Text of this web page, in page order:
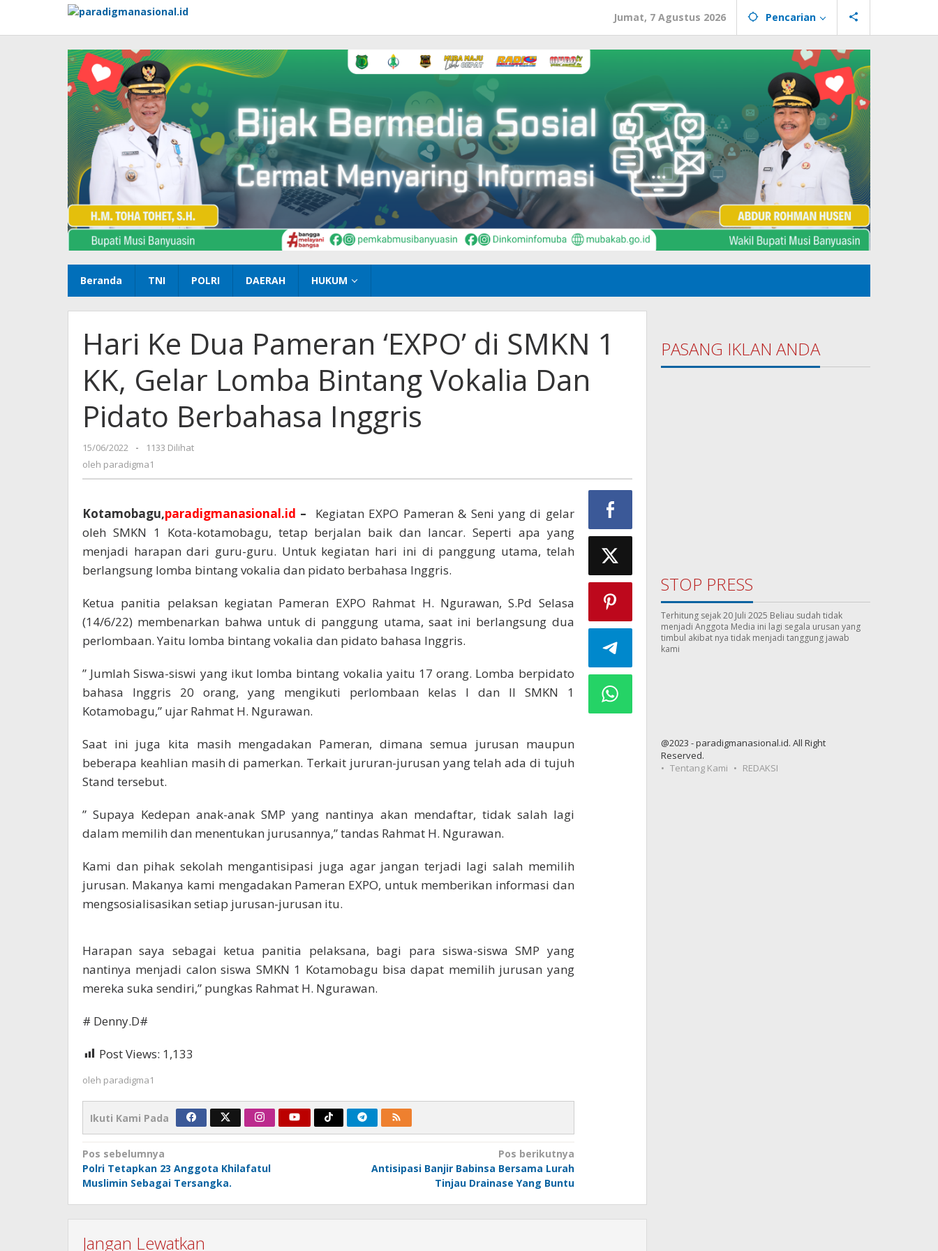
konten
Jumat, 7 Agustus 2026 Pencarian
Beranda TNI POLRI DAERAH HUKUM
Hari Ke Dua Pameran ‘EXPO’ di SMKN 1
KK, Gelar Lomba Bintang Vokalia Dan
Pidato Berbahasa Inggris
15/06/2022
oleh
paradigma1
-
1133 Dilihat
oleh paradigma1
Kotamobagu,paradigmanasional.id –
Kegiatan EXPO Pameran & Seni yang di gelar
oleh SMKN 1 Kota-kotamobagu, tetap berjalan baik dan lancar. Seperti apa yang
menjadi harapan dari guru-guru. Untuk kegiatan hari ini di panggung utama, telah
berlangsung lomba bintang vokalia dan pidato berbahasa Inggris.
Ketua panitia pelaksan kegiatan Pameran EXPO Rahmat H. Ngurawan, S.Pd Selasa
(14/6/22) membenarkan bahwa untuk di panggung utama, saat ini berlangsung dua
perlombaan. Yaitu lomba bintang vokalia dan pidato bahasa Inggris.
” Jumlah Siswa-siswi yang ikut lomba bintang vokalia yaitu 17 orang. Lomba berpidato
bahasa Inggris 20 orang, yang mengikuti perlombaan kelas I dan II SMKN 1
Kotamobagu,” ujar Rahmat H. Ngurawan.
Saat ini juga kita masih mengadakan Pameran, dimana semua jurusan maupun
beberapa keahlian masih di pamerkan. Terkait jururan-jurusan yang telah ada di tujuh
Stand tersebut.
” Supaya Kedepan anak-anak SMP yang nantinya akan mendaftar, tidak salah lagi
dalam memilih dan menentukan jurusannya,” tandas Rahmat H. Ngurawan.
Kami dan pihak sekolah mengantisipasi juga agar jangan terjadi lagi salah memilih
jurusan. Makanya kami mengadakan Pameran EXPO, untuk memberikan informasi dan
mengsosialisasikan setiap jurusan-jurusan itu.
Harapan saya sebagai ketua panitia pelaksana, bagi para siswa-siswa SMP yang
nantinya menjadi calon siswa SMKN 1 Kotamobagu bisa dapat memilih jurusan yang
mereka suka sendiri,” pungkas Rahmat H. Ngurawan.
# Denny.D#
Post Views: 1,133
oleh paradigma1
Ikuti Kami Pada
Navigasi
pos
Pos sebelumnya
Polri Tetapkan 23 Anggota Khilafatul
Muslimin Sebagai Tersangka.
Pos berikutnya
Antisipasi Banjir Babinsa Bersama Lurah
Tinjau Drainase Yang Buntu
Jangan Lewatkan
PASANG IKLAN ANDA
STOP PRESS
Terhitung sejak 20 Juli 2025 Beliau sudah tidak
menjadi Anggota Media ini lagi segala urusan yang
timbul akibat nya tidak menjadi tanggung jawab
kami
@2023 - paradigmanasional.id. All Right
Reserved.
Tentang Kami
REDAKSI